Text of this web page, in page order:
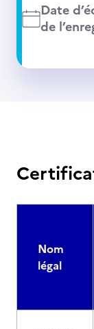
Date
de
Nom
légal